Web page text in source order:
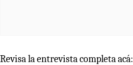
Revisa la entrevista completa acá: